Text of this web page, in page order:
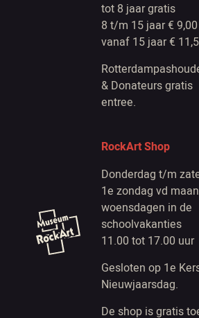
tot 8 jaar gratis
8 t/m 15 jaar € 9,00
vanaf 15 jaar €
& Donateurs gratis
entree.
RockArt Shop
Donderdag t/m
1e zondag vd
woensdagen in de
schoolvakanties
11.00 tot 17.00 uur
Gesloten op 1e
Nieuwjaarsdag.
De shop is gratis